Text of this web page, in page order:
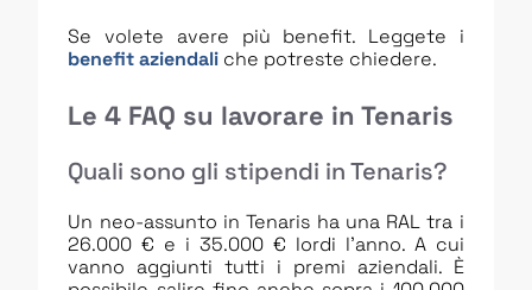
Se volete avere più benefit. Leggete i
benefit aziendali che potreste chiedere.
Le 4 FAQ su lavorare in Tenaris
Quali sono gli stipendi in Tenaris?
Un neo-assunto in Tenaris ha una RAL tra i
26.000 € e i 35.000 € lordi l’anno. A cui
vanno aggiunti tutti i premi aziendali. È